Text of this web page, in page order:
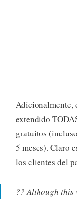
Adicionalmente,
extendido
gratuitos
5 meses). Claro
los clientes del
?? Although this